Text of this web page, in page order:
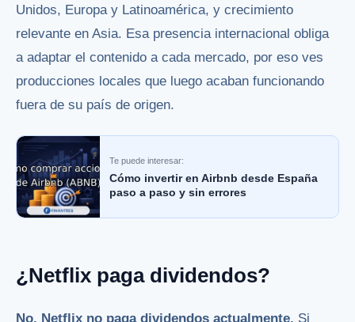
Unidos, Europa y Latinoamérica, y crecimiento
relevante en Asia. Esa presencia internacional obliga
a adaptar el contenido a cada mercado, por eso ves
producciones locales que luego acaban funcionando
fuera de su país de origen.
Te puede interesar:
Cómo invertir en Airbnb desde España
paso a paso y sin errores
¿Netflix paga dividendos?
No. Netflix no paga dividendos actualmente. Si